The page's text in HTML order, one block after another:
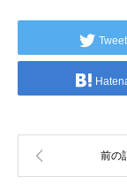
Tweet